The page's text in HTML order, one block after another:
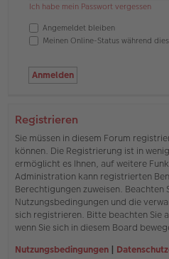
Ich habe mein Passwort vergessen
Angemeldet bleiben
Meinen Online-Status während
Registrieren
Sie müssen in diesem Forum
können. Die Registrierung ist in
ermöglicht es Ihnen, auf weitere
Administration kann registrierten
Berechtigungen zuweisen. Beachten
Nutzungsbedingungen und die
sich registrieren. Bitte beachten Sie
wenn Sie sich in diesem Board
Nutzungsbedingungen |